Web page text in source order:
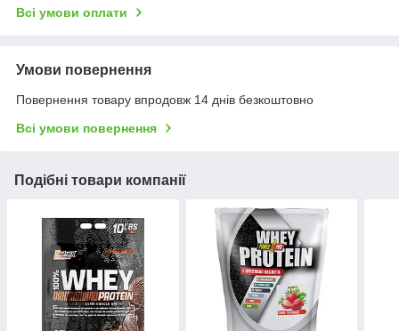
Всі умови оплати
Умови повернення
Повернення товару впродовж 14 днів безкоштовно
Всі умови повернення
Подібні товари компанії